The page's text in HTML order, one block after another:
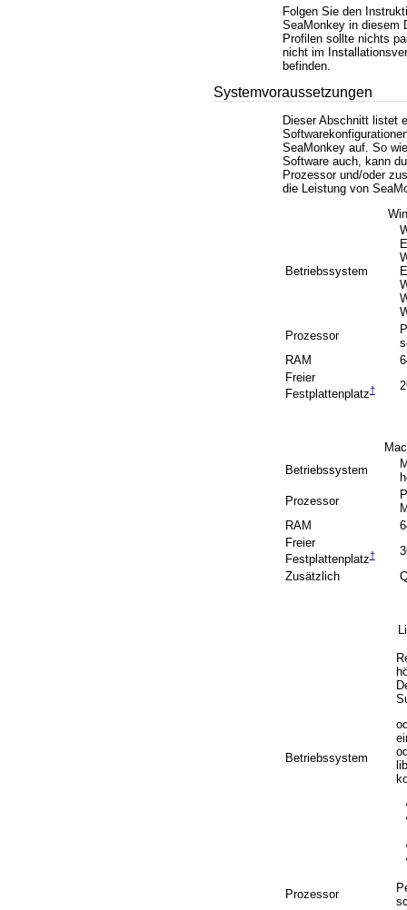
Folgen Sie den
SeaMonkey in diesem
Profilen sollte nichts
nicht im
befinden.
Systemvoraussetzungen
Dieser Abschnitt listet
SeaMonkey auf. So
Software auch, kann
Prozessor und/oder
die Leistung von
Betriebssystem
Prozessor
RAM
Freier
Festplattenplatz†
Betriebssystem
Prozessor
RAM
Freier
Festplattenplatz†
Zusätzlich
Betriebssystem
Prozessor